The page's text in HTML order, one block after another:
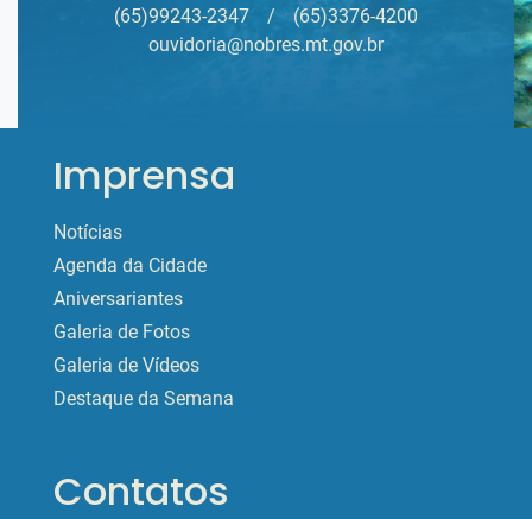
(65)99243-2347 /
(65)3376-4200
ouvidoria@nobres.mt.gov.br
Imprensa
Notícias
Agenda da Cidade
Aniversariantes
Galeria de Fotos
Galeria de Vídeos
Destaque da Semana
Contatos